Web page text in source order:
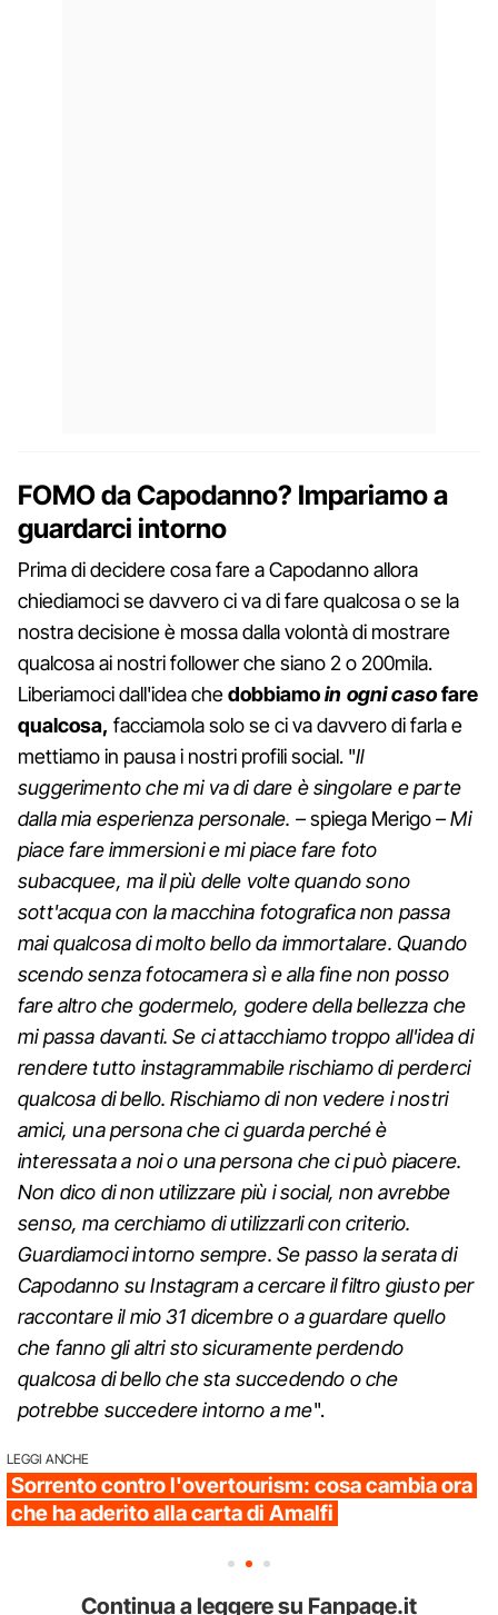
FOMO da Capodanno? Impariamo a
guardarci intorno
Prima di decidere cosa fare a Capodanno allora
chiediamoci se davvero ci va di fare qualcosa o se la
nostra decisione è mossa dalla volontà di mostrare
qualcosa ai nostri follower che siano 2 o 200mila.
Liberiamoci dall'idea chedobbiamoin ogni casofare
qualcosa, facciamola solo se ci va davvero di farla e
mettiamo in pausa i nostri profili social. "Il
suggerimento che mi va di dare è singolare e parte
dalla mia esperienza personale. –spiega Merigo– Mi
piace fare immersioni e mi piace fare foto
subacquee, ma il più delle volte quando sono
sott'acqua con la macchina fotografica non passa
mai qualcosa di molto bello da immortalare. Quando
scendo senza fotocamera sì e alla fine non posso
fare altro che godermelo, godere della bellezza che
mi passa davanti. Se ci attacchiamo troppo all'idea di
rendere tutto instagrammabile rischiamo di perderci
qualcosa di bello. Rischiamo di non vedere i nostri
amici, una persona che ci guarda perché è
interessata a noi o una persona che ci può piacere.
Non dico di non utilizzare più i social, non avrebbe
senso, ma cerchiamo di utilizzarli con criterio.
Guardiamoci intorno sempre. Se passo la serata di
Capodanno su Instagram a cercare il filtro giusto per
raccontare il mio 31 dicembre o a guardare quello
che fanno gli altri sto sicuramente perdendo
qualcosa di bello che sta succedendo o che
potrebbe succedere intorno a me".
LEGGI ANCHE
Sorrento contro l'overtourism: cosa cambia ora
che ha aderito alla carta di Amalfi
Continua a leggere su Fanpage.it